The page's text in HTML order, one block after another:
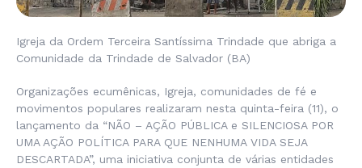
Igreja da Ordem Terceira Santíssima Trindade que abriga a
Comunidade da Trindade de Salvador (BA)
Organizações ecumênicas, Igreja, comunidades de fé e
movimentos populares realizaram nesta quinta-feira (11), o
lançamento da “NÃO – AÇÃO PÚBLICA e SILENCIOSA POR
UMA AÇÃO POLÍTICA PARA QUE NENHUMA VIDA SEJA
DESCARTADA”, uma iniciativa conjunta de várias entidades